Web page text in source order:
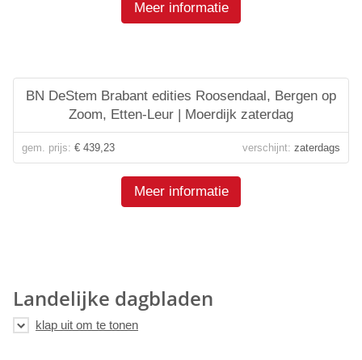
Meer informatie
BN DeStem Brabant edities Roosendaal, Bergen op
Zoom, Etten-Leur | Moerdijk zaterdag
gem. prijs: € 439,23 verschijnt: zaterdags
Meer informatie
Landelijke dagbladen